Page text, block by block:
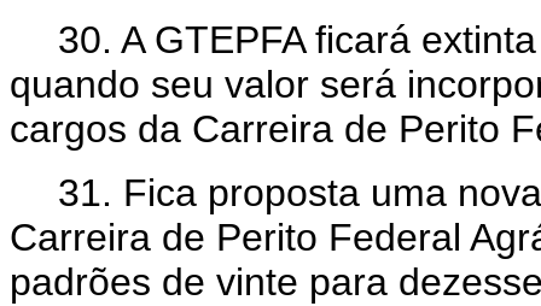
30. AGTEPFAficará
quando seu valor será
cargos da Carreira de Perito
31. Fica proposta uma
Carreira de Perito Federal
padrões de vinte para